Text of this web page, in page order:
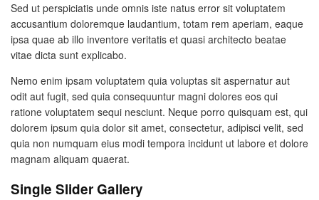
Sed ut perspiciatis unde omnis iste natus error sit voluptatem
accusantium doloremque laudantium, totam rem aperiam, eaque
ipsa quae ab illo inventore veritatis et quasi architecto beatae
vitae dicta sunt explicabo.
Nemo enim ipsam voluptatem quia voluptas sit aspernatur aut
odit aut fugit, sed quia consequuntur magni dolores eos qui
ratione voluptatem sequi nesciunt. Neque porro quisquam est, qui
dolorem ipsum quia dolor sit amet, consectetur, adipisci velit, sed
quia non numquam eius modi tempora incidunt ut labore et dolore
magnam aliquam quaerat.
Single Slider Gallery